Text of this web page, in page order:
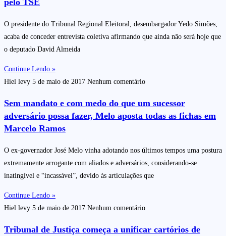
O presidente do Tribunal Regional Eleitoral, desembargador Yedo Simões,
acaba de conceder entrevista coletiva afirmando que ainda não será hoje que
o deputado David Almeida
Continue Lendo »
Hiel levy 5 de maio de 2017 Nenhum comentário
Sem mandato e com medo do que um sucessor
adversário possa fazer, Melo aposta todas as fichas em
Marcelo Ramos
O ex-governador José Melo vinha adotando nos últimos tempos uma postura
extremamente arrogante com aliados e adversários, considerando-se
inatingível e “incassável”, devido às articulações que
Continue Lendo »
Hiel levy 5 de maio de 2017 Nenhum comentário
Tribunal de Justiça começa a unificar cartórios de